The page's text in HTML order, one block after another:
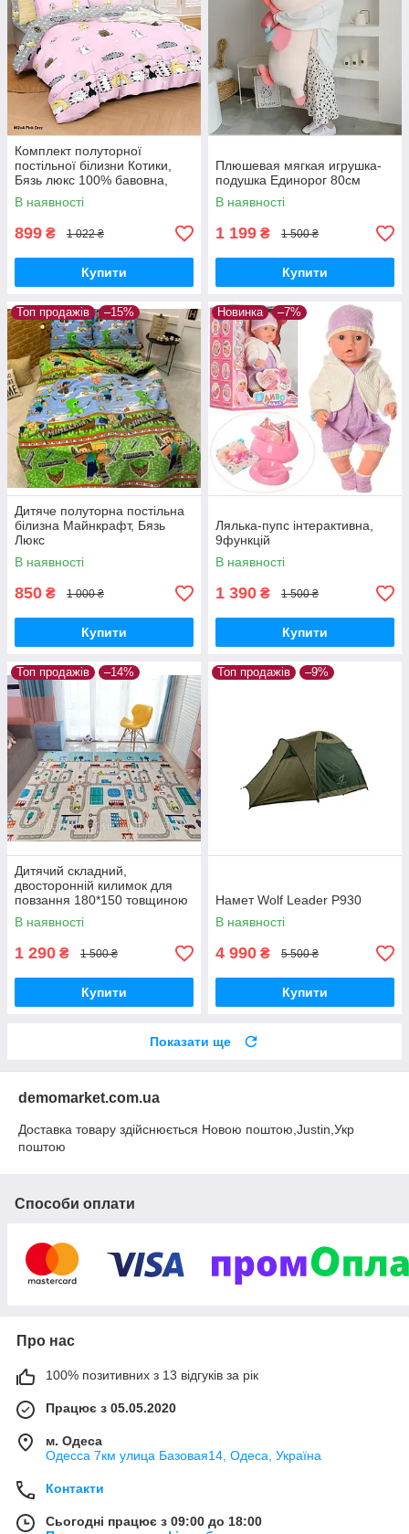
Комплект полуторної
постільної білизни Котики,
Бязь люкс 100% бавовна,
рожевий
В наявності
899 ₴ 1 022 ₴
Купити
Плюшевая мягкая игрушка-
подушка Единорог 80см
В наявності
1 199 ₴ 1 500 ₴
Купити
Топ продажів –15%
Дитяче полуторна постільна
білизна Майнкрафт, Бязь
Люкс
В наявності
850 ₴ 1 000 ₴
Купити
Новинка –7%
Лялька-пупс інтерактивна,
9функцій
В наявності
1 390 ₴ 1 500 ₴
Купити
Топ продажів –14%
Дитячий складний,
двосторонній килимок для
повзання 180*150 товщиною
1см
В наявності
1 290 ₴ 1 500 ₴
Купити
Топ продажів –9%
Намет Wolf Leader P930
В наявності
4 990 ₴ 5 500 ₴
Купити
Показати ще
demomarket.com.ua
Доставка товару здійснюється Новою поштою,Justin,Укр
поштою
Способи оплати
Про нас
100% позитивних з 13 відгуків за рік
Працює з 05.05.2020
м. Одеса
Одесса 7км улица Базовая14, Одеса, Україна
Контакти
Сьогодні працює з 09:00 до 18:00